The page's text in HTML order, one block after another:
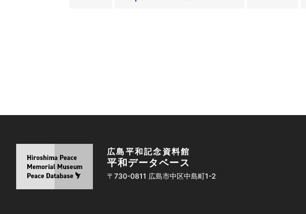
広島平和記念資料館
平和データベース
〒730-0811 広島市中区中島町1-2